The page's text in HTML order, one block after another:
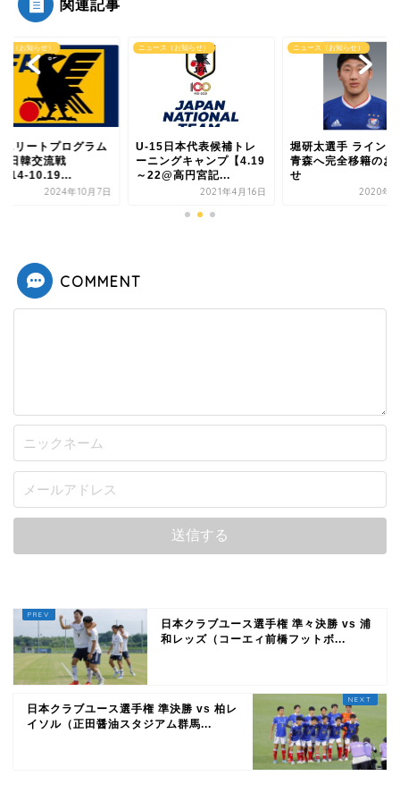
関連記事
ス（お知らせ）
日本代表候補トレ
ングキャンプ【4.19
高円宮記...
2021年4月16日
ニュース（お知らせ）
堀研太選手 ラインメール
青森へ完全移籍のお知ら
せ
2020年1月7日
ニュース（お知らせ）
JFAエリートプログ
U-14日韓交流戦
（10.14-10.19...
2024年10
COMMENT
日本クラブユース選手権 準々決勝 vs 浦
和レッズ（コーエィ前橋フットボ...
日本クラブユース選手権 準決勝 vs 柏レ
イソル（正田醤油スタジアム群馬...